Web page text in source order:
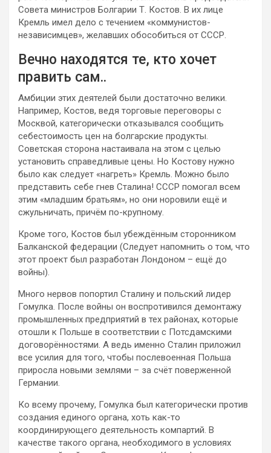
Совета министров Болгарии Т. Костов. В их лице
Кремль имел дело с течением «коммунистов-
независимцев», желавших обособиться от СССР.
Вечно находятся те, кто хочет
править сам..
Амбиции этих деятелей были достаточно велики.
Например, Костов, ведя торговые переговоры с
Москвой, категорически отказывался сообщить
себестоимость цен на болгарские продукты.
Советская сторона настаивала на этом с целью
установить справедливые цены. Но Костову нужно
было как следует «нагреть» Кремль. Можно было
представить себе гнев Сталина! СССР помогал всем
этим «младшим братьям», но они норовили ещё и
сжульничать, причём по-крупному.
Кроме того, Костов был убеждённым сторонником
Балканской федерации (Следует напомнить о том, что
этот проект был разработан Лондоном – ещё до
войны).
Много нервов попортил Сталину и польский лидер
Гомулка. После войны он воспротивился демонтажу
промышленных предприятий в тех районах, которые
отошли к Польше в соответствии с Потсдамскими
договорённостями. А ведь именно Сталин приложил
все усилия для того, чтобы послевоенная Польша
приросла новыми землями – за счёт поверженной
Германии.
Ко всему прочему, Гомулка был категорически против
создания единого органа, хоть как-то
координирующего деятельность компартий. В
качестве такого органа, необходимого в условиях